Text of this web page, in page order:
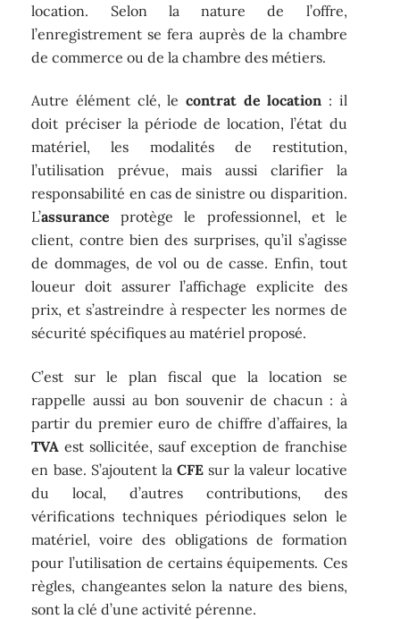
location. Selon la nature de l’offre,
l’enregistrement se fera auprès de la chambre
de commerce ou de la chambre des métiers.
Autre élément clé, le contrat de location : il
doit préciser la période de location, l’état du
matériel, les modalités de restitution,
l’utilisation prévue, mais aussi clarifier la
responsabilité en cas de sinistre ou disparition.
L’assurance protège le professionnel, et le
client, contre bien des surprises, qu’il s’agisse
de dommages, de vol ou de casse. Enfin, tout
loueur doit assurer l’affichage explicite des
prix, et s’astreindre à respecter les normes de
sécurité spécifiques au matériel proposé.
C’est sur le plan fiscal que la location se
rappelle aussi au bon souvenir de chacun : à
partir du premier euro de chiffre d’affaires, la
TVA est sollicitée, sauf exception de franchise
en base. S’ajoutent la CFE sur la valeur locative
du local, d’autres contributions, des
vérifications techniques périodiques selon le
matériel, voire des obligations de formation
pour l’utilisation de certains équipements. Ces
règles, changeantes selon la nature des biens,
sont la clé d’une activité pérenne.